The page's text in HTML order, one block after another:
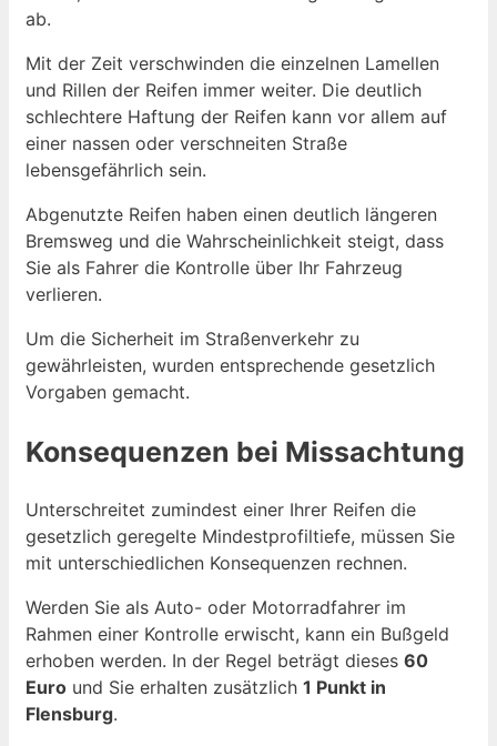
ab.
Mit der Zeit verschwinden die einzelnen Lamellen
und Rillen der Reifen immer weiter. Die deutlich
schlechtere Haftung der Reifen kann vor allem auf
einer nassen oder verschneiten Straße
lebensgefährlich sein.
Abgenutzte Reifen haben einen deutlich längeren
Bremsweg und die Wahrscheinlichkeit steigt, dass
Sie als Fahrer die Kontrolle über Ihr Fahrzeug
verlieren.
Um die Sicherheit im Straßenverkehr zu
gewährleisten, wurden entsprechende gesetzlich
Vorgaben gemacht.
Konsequenzen bei Missachtung
Unterschreitet zumindest einer Ihrer Reifen die
gesetzlich geregelte Mindestprofiltiefe, müssen Sie
mit unterschiedlichen Konsequenzen rechnen.
Werden Sie als Auto- oder Motorradfahrer im
Rahmen einer Kontrolle erwischt, kann ein Bußgeld
erhoben werden. In der Regel beträgt dieses 60
Euro und Sie erhalten zusätzlich 1 Punkt in
Flensburg.